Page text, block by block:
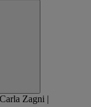
Zagni |